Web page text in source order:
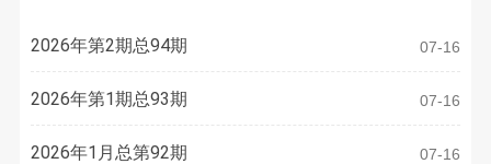
2026年第2期总94期 07-16
2026年第1期总93期 07-16
2026年1月总第92期 07-16